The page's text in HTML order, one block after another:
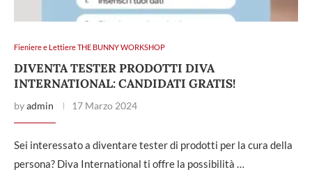
Fieniere e Lettiere THE BUNNY WORKSHOP
DIVENTA TESTER PRODOTTI DIVA
INTERNATIONAL: CANDIDATI GRATIS!
byadmin 17 Marzo 2024
Sei interessato a diventare tester di prodotti per la cura della
persona? Diva International ti offre la possibilità …